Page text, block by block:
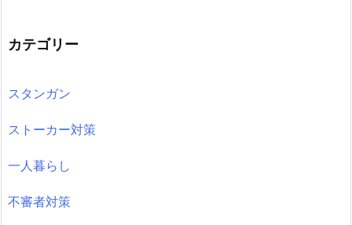
カテゴリー
スタンガン
ストーカー対策
一人暮らし
不審者対策